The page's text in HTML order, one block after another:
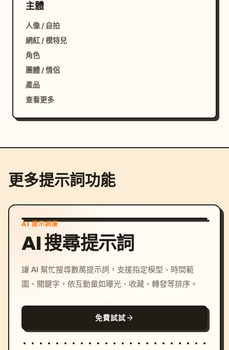
主體
人像 / 自拍
網紅 / 模特兒
角色
團體 / 情侶
產品
查看更多
更多提示詞功能
AI 提示詞庫
AI 搜尋提示詞
讓 AI 幫忙搜尋數萬提示詞，支援指定模型、時間範
圍、關鍵字，依互動量如曝光、收藏、轉發等排序。
免費試試